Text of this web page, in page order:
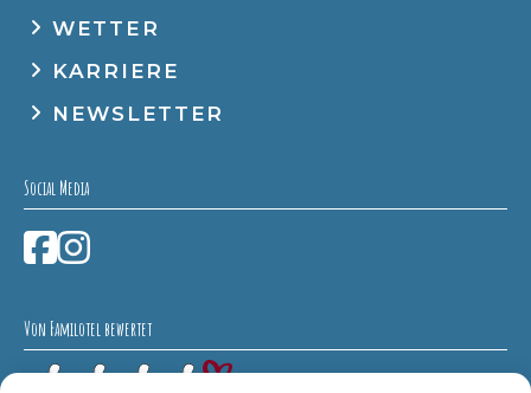
WETTER
KARRIERE
NEWSLETTER
Social Media
Von Familotel bewertet